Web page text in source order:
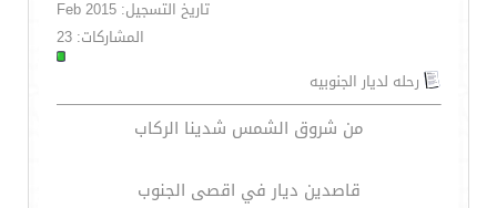
تاريخ التسجيل: Feb 2015
المشاركات: 23
رحله لديار الجنوبيه
من شروق الشمس شدينا الركاب
قاصدين ديار في اقصى الجنوب